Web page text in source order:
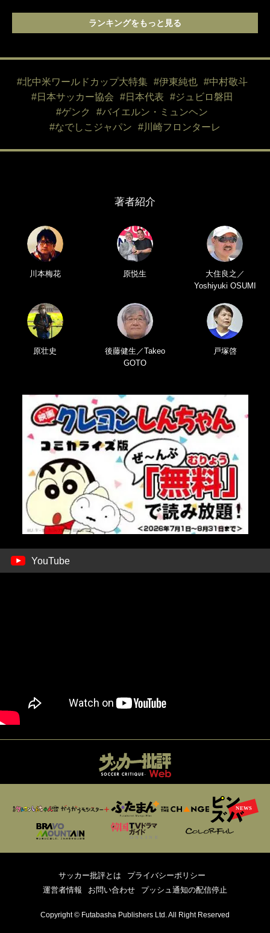
ランキングをもっと見る
#北中米ワールドカップ大特集 #伊東純也
#中村敬斗
#日本サッカー協会
#日本代表
#ジュビロ磐田
#ゲンク
#バイエルン・ミュンヘン
#なでしこジャパン
#川崎フロンターレ
著者紹介
川本梅花 原悦生
大住良之／
Yoshiyuki OSUMI
原壮史
後藤健生／Takeo
GOTO
戸塚啓
YouTube
サッカー批評とは
プライバシーポリシー
運営者情報
お問い合わせ プッシュ通知の配信停止
Copyright © Futabasha Publishers Ltd. All Right Reserved